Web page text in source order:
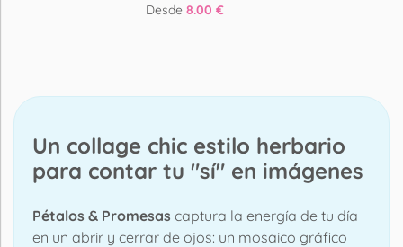
Desde 8.00 €
Un collage chic estilo herbario
para contar tu "sí" en imágenes
Pétalos & Promesas captura la energía de tu día
en un abrir y cerrar de ojos: un mosaico gráfico